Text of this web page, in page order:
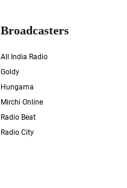
Broadcasters
All India Radio
Goldy
Hungama
Mirchi Online
Radio Beat
Radio City